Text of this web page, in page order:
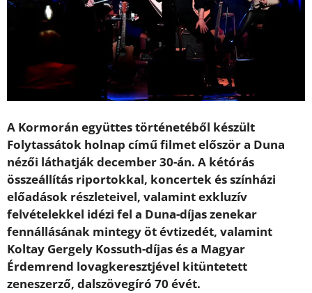
A Kormorán együttes történetéből készült
Folytassátok holnap című filmet először a Duna
nézői láthatják december 30-án. A kétórás
összeállítás riportokkal, koncertek és színházi
előadások részleteivel, valamint exkluzív
felvételekkel idézi fel a Duna-díjas zenekar
fennállásának mintegy öt évtizedét, valamint
Koltay Gergely Kossuth-díjas és a Magyar
Érdemrend lovagkeresztjével kitüntetett
zeneszerző, dalszövegíró 70 évét.